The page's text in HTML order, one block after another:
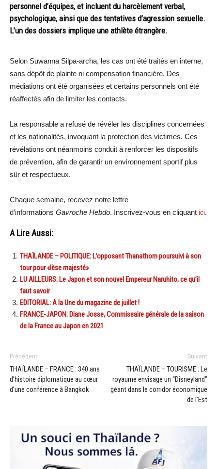
personnel d’équipes, et incluent du harcèlement verbal,
psychologique, ainsi que des tentatives d’agression sexuelle.
L’un des dossiers implique une athlète étrangère.
Selon Suwanna Silpa-archa, les cas ont été traités en interne,
sans dépôt de plainte ni compensation financière. Des
médiations ont été organisées et certains personnels ont été
réaffectés afin de limiter les contacts.
La responsable a refusé de révéler les disciplines concernées
et les nationalités, invoquant la protection des victimes. Ces
révélations ont néanmoins conduit à renforcer les dispositifs
de prévention, afin de garantir un environnement sportif plus
sûr et respectueux.
Chaque semaine, recevez notre lettre
d’informations Gavroche Hebdo. Inscrivez-vous en cliquant ici.
A Lire Aussi:
THAÏLANDE – POLITIQUE: L’opposant Thanathorn poursuivi à son
tour pour «lèse majesté»
LU AILLEURS: Le Japon et son nouvel Empereur Naruhito, ce qu’il
faut savoir
EDITORIAL: A la Une du magazine de juillet !
FRANCE-JAPON: Diane Josse, Commissaire générale de la saison
de la France au Japon en 2021
Précédent
THAÏLANDE – FRANCE : 340 ans
d’histoire diplomatique au cœur
d’une conférence à Bangkok
Suivant
THAÏLANDE – TOURISME : Le
royaume envisage un “Disneyland”
géant dans le corridor économique
de l’Est